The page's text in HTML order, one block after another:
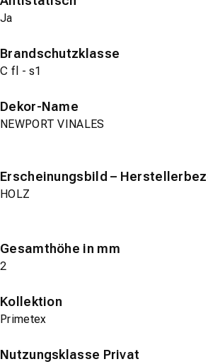
Ja
Brandschutzklasse
C fl - s1
Dekor-Name
NEWPORT VINALES
Erscheinungsbild –
HOLZ
Gesamthöhe in mm
2
Kollektion
Primetex
Nutzungsklasse Privat